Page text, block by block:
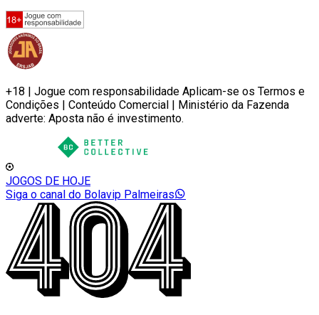
+18 | Jogue com responsabilidade Aplicam-se os Termos e
Condições | Conteúdo Comercial | Ministério da Fazenda
adverte: Aposta não é investimento.
JOGOS DE HOJE
Siga o canal do Bolavip Palmeiras